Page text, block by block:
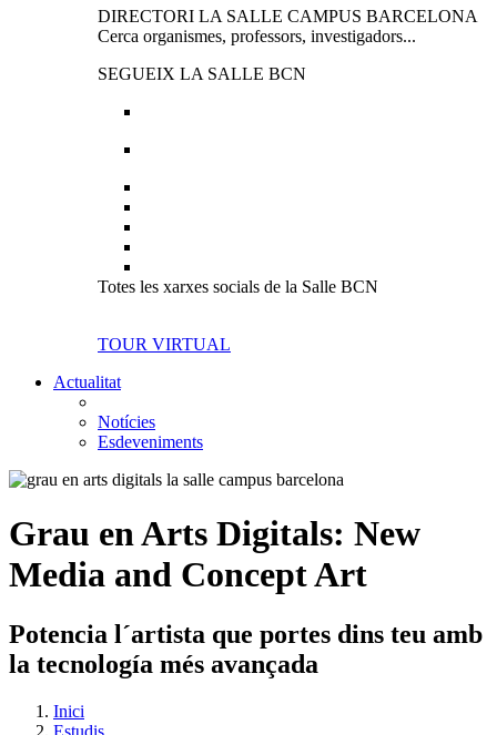
DIRECTORI LA SALLE CAMPUS BARCELONA
Cerca organismes, professors, investigadors...
SEGUEIX LA SALLE BCN
Totes les xarxes socials de la Salle BCN
TOUR VIRTUAL
Actualitat
Notícies
Esdeveniments
Grau en Arts Digitals: New
Media and Concept Art
Potencia l´artista que portes dins teu amb
la tecnología més avançada
Inici
Estudis